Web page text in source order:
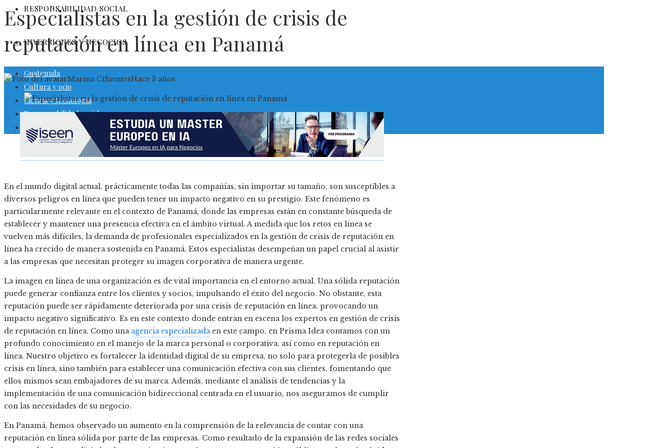
RESPONSABILIDAD SOCIAL
INVERSIONES Y NEGOCIOS
Guatemala
Cultura y ocio
Ciencia y tecnología
Responsabilidad social
Inversiones y negocios
Especialistas en la gestión de crisis de
reputación en línea en Panamá
Marina CifuentesHace 3 años
En el mundo digital actual, prácticamente todas las compañías, sin importar su tamaño, son susceptibles a
diversos peligros en línea que pueden tener un impacto negativo en su prestigio. Este fenómeno es
particularmente relevante en el contexto de Panamá, donde las empresas están en constante búsqueda de
establecer y mantener una presencia efectiva en el ámbito virtual. A medida que los retos en línea se
vuelven más difíciles, la demanda de profesionales especializados en la gestión de crisis de reputación en
línea ha crecido de manera sostenida en Panamá. Estos especialistas desempeñan un papel crucial al asistir
a las empresas que necesitan proteger su imagen corporativa de manera urgente.
La imagen en línea de una organización es de vital importancia en el entorno actual. Una sólida reputación
puede generar confianza entre los clientes y socios, impulsando el éxito del negocio. No obstante, esta
reputación puede ser rápidamente deteriorada por una crisis de reputación en línea, provocando un
impacto negativo significativo. Es en este contexto donde entran en escena los expertos en gestión de crisis
de reputación en línea. Como una agencia especializadaen este campo, en Prisma Idea contamos con un
profundo conocimiento en el manejo de la marca personal o corporativa, así como en reputación en
línea. Nuestro objetivo es fortalecer la identidad digital de su empresa, no solo para protegerla de posibles
crisis en línea, sino también para establecer una comunicación efectiva con sus clientes, fomentando que
ellos mismos sean embajadores de su marca. Además, mediante el análisis de tendencias y la
implementación de una comunicación bidireccional centrada en el usuario, nos aseguramos de cumplir
con las necesidades de su negocio.
En Panamá, hemos observado un aumento en la comprensión de la relevancia de contar con una
reputación en línea sólida por parte de las empresas. Como resultado de la expansión de las redes sociales